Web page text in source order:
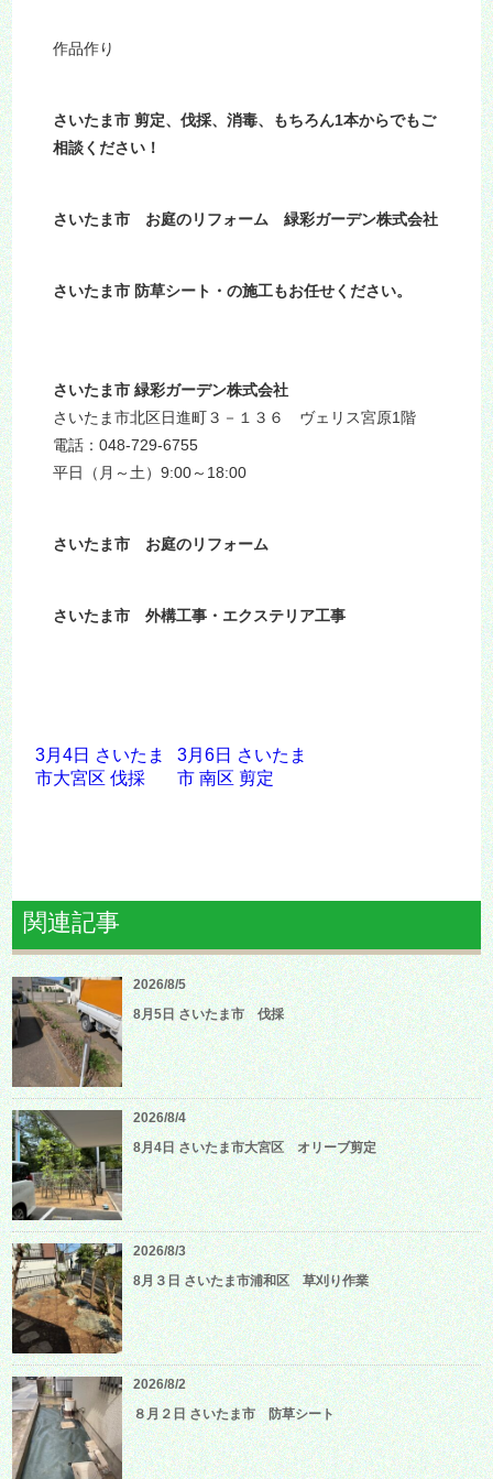
作品作り
さいたま市 剪定、伐採、消毒、もちろん1本からでもご
相談ください！
さいたま市 お庭のリフォーム 緑彩ガーデン株式会社
さいたま市 防草シート・の施工もお任せください。
さいたま市 緑彩ガーデン株式会社
さいたま市北区日進町３－１３６ ヴェリス宮原1階
電話：048-729-6755
平日（月～土）9:00～18:00
さいたま市 お庭のリフォーム
さいたま市 外構工事・エクステリア工事
3月4日 さいたま
市大宮区 伐採
3月6日 さいたま
市 南区 剪定
関連記事
2026/8/5
8月5日 さいたま市 伐採
2026/8/4
8月4日 さいたま市大宮区 オリーブ剪定
2026/8/3
8月３日 さいたま市浦和区 草刈り作業
2026/8/2
８月２日 さいたま市 防草シート